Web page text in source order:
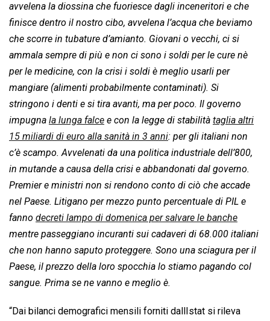
avvelena la diossina che fuoriesce dagli inceneritori e che
finisce dentro il nostro cibo, avvelena l’acqua che beviamo
che scorre in tubature d’amianto. Giovani o vecchi, ci si
ammala sempre di più e non ci sono i soldi per le cure nè
per le medicine, con la crisi i soldi è meglio usarli per
mangiare (alimenti probabilmente contaminati). Si
stringono i denti e si tira avanti, ma per poco. Il governo
impugna la lunga falce e con la legge di stabilità taglia altri
15 miliardi di euro alla sanità in 3 anni: per gli italiani non
c’è scampo. Avvelenati da una politica industriale dell’800,
in mutande a causa della crisi e abbandonati dal governo.
Premier e ministri non si rendono conto di ciò che accade
nel Paese. Litigano per mezzo punto percentuale di PIL e
fanno decreti lampo di domenica per salvare le banche
mentre passeggiano incuranti sui cadaveri di 68.000 italiani
che non hanno saputo proteggere. Sono una sciagura per il
Paese, il prezzo della loro spocchia lo stiamo pagando col
sangue. Prima se ne vanno e meglio è.
“Dai bilanci demografici mensili forniti dallIstat si rileva